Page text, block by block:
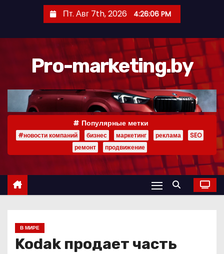
р
Пт. Авг 7th, 2026 4:26:06 PM
Pro-marketing.by
Популярные метки
#новости компаний бизнес маркетинг реклама
SEO
ремонт
продвижение
В МИРЕ
Kodak продает часть